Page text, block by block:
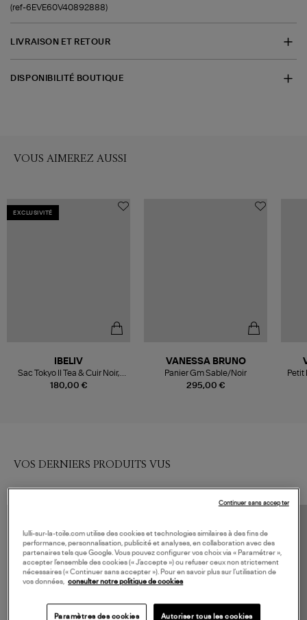
(ref-6EVE60V40892888)
LIVRAISON ET RETOUR
DISPONIBILITÉ BOUTIQUE
VOUS AIMEREZ AUSSI
EXCLUSIVITÉ
180,00 €
IBELIV
Sac Tokyo II Tea & Cuir Noir,
Exclusivité Lulli
295,00 €
VANESSA BRUNO
Panier Gm Sable/Noir Petit
VOS DERNIERS PRODUITS VUS
lulli-sur-la-toile.com utilise des cookies et technologies similaires à des fins de
performance, personnalisation, publicité et analyses, en collaboration avec des
partenaires tels que Google. Vous pouvez configurer vos choix via « Paramétrer »,
accepter l’ensemble des cookies (« J’accepte ») ou refuser ceux non strictement
nécessaires (« Continuer sans accepter »). Pour en savoir plus sur l’utilisation de
vos données,
consulter notre politique de cookies
Paramètres des cookies Autoriser tous les cookies
Continuer sans accepter